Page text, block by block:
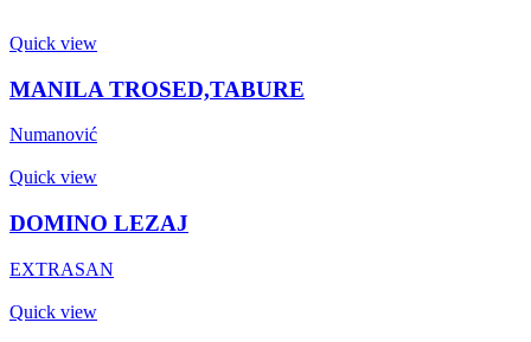
Quick view
MANILA TROSED,TABURE
Numanović
Quick view
DOMINO LEZAJ
EXTRASAN
Quick view